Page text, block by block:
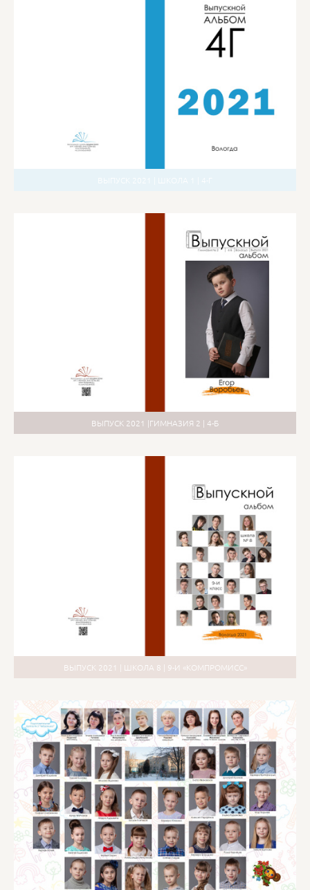
ВЫПУСК 2021 |ГИМНАЗИЯ 2 | 4-Б
ВЫПУСК 2021 | ШКОЛА 8 | 9-И «КОМПРОМИСС»